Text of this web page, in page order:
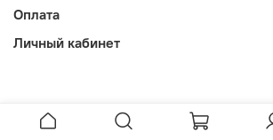
Оплата
Личный кабинет